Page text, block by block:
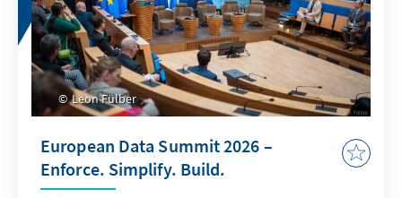
Leon Fülber
European Data Summit 2026 –
Enforce. Simplify. Build.